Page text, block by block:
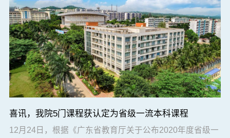
喜讯，我院5门课程获认定为省级一流本科课程
12月24日，根据《广东省教育厅关于公布2020年度省级一